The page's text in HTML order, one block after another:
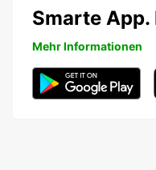
Smarte
Mehr Informationen